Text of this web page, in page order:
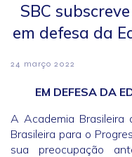
SBC
em defesa da
24 março 2022
EM DEFESA DA
A Academia Brasileira
Brasileira para o
sua preocupação